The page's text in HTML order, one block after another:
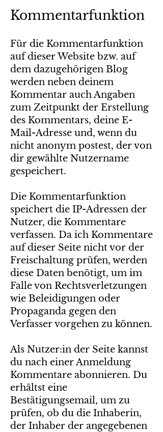
Kommentarfunktion
Für die Kommentarfunktion
auf dieser Website bzw. auf
dem dazugehörigen Blog
werden neben deinem
Kommentar auch Angaben
zum Zeitpunkt der Erstellung
des Kommentars, deine E-
Mail-Adresse und, wenn du
nicht anonym postest, der von
dir gewählte Nutzername
gespeichert.
Die Kommentarfunktion
speichert die IP-Adressen der
Nutzer, die Kommentare
verfassen. Da ich Kommentare
auf dieser Seite nicht vor der
Freischaltung prüfen, werden
diese Daten benötigt, um im
Falle von Rechtsverletzungen
wie Beleidigungen oder
Propaganda gegen den
Verfasser vorgehen zu können.
Als Nutzer:in der Seite kannst
du nach einer Anmeldung
Kommentare abonnieren. Du
erhältst eine
Bestätigungsemail, um zu
prüfen, ob du die Inhaberin,
der Inhaber der angegebenen